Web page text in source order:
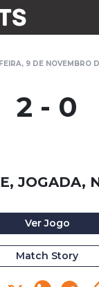
9 DE NOVEMBRO
2 - 0
JOGADA,
Ver Jogo
Match Story